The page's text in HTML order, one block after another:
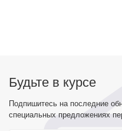
Будьте в курсе
Подпишитесь на последние
специальных предложениях